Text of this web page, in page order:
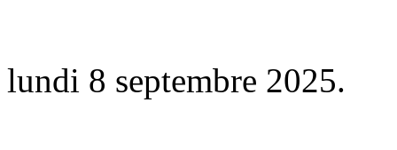
lundi 8 septembre 2025.